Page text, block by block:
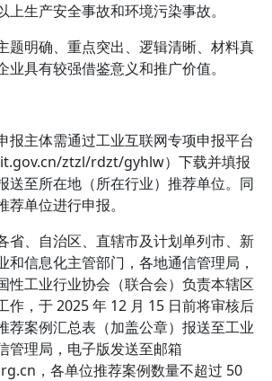
上生产安全事故和环境污染事故。
题明确、重点突出、逻辑清晰、材料真
业具有较强借鉴意义和推广价值。
报主体需通过工业互联网专项申报平台
ztzl/rdzt/gyhlw）下载并填报
送至所在地（所在行业）推荐单位。同
单位进行申报。
省、自治区、直辖市及计划单列市、新
和信息化主管部门，各地通信管理局，
性工业行业协会（联合会）负责本辖区
作，于 2025 年 12 月 15 日前将审核后
荐案例汇总表（加盖公章）报送至工业
管理局，电子版发送至邮箱
，各单位推荐案例数量不超过 50